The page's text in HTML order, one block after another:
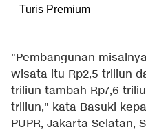
Turis Premium
"Pembangunan
wisata itu Rp2,5 triliun
triliun tambah Rp7,6
triliun," kata Basuki
PUPR, Jakarta Selatan,